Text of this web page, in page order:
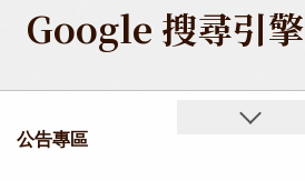
Google 搜尋引擎
公告專區